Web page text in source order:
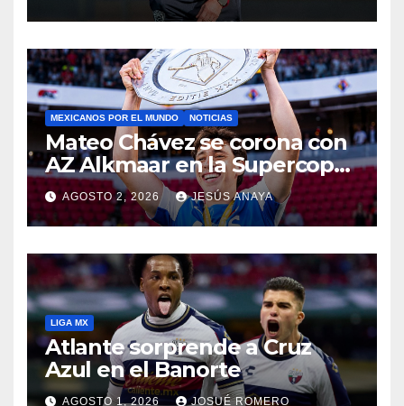
MEXICANOS POR EL MUNDO NOTICIAS
Mateo Chávez se corona con
AZ Alkmaar en la Supercopa
de Países Bajos
AGOSTO 2, 2026 JESÚS ANAYA
LIGA MX
Atlante sorprende a Cruz
Azul en el Banorte
AGOSTO 1, 2026 JOSUÉ ROMERO